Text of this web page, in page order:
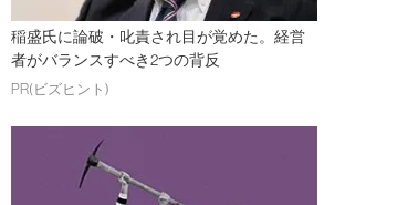
稲盛氏に論破・叱責され目が覚めた。経営
者がバランスすべき2つの背反
PR(ビズヒント)